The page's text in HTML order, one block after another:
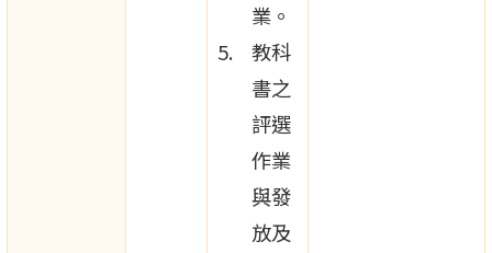
業。
教科
書之
評選
作業
與發
放及